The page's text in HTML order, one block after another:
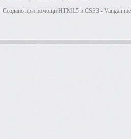
Создано при помощи HTML5 и CSS3 - Vangan